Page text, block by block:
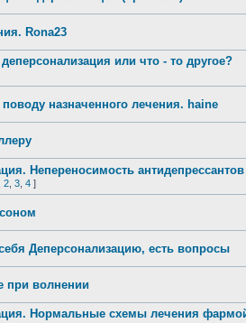
Rona23
или что - то другое?
назначенного лечения. haine
Непереносимость антидепрессантов
2, 3, 4]
Деперсонализацию, есть вопросы
при волнении
Нормальные схемы лечения